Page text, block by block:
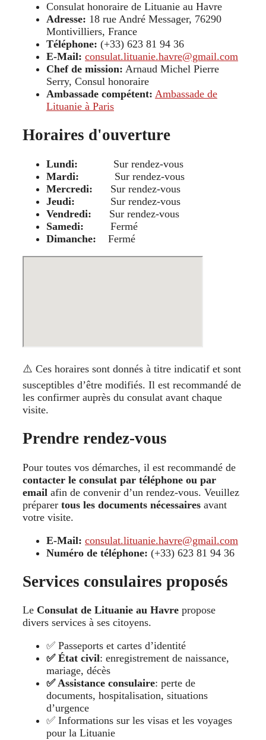
Consulat honoraire de Lituanie au Havre
Adresse: 18 rue André Messager, 76290
Montivilliers, France
Téléphone: (+33) 623 81 94 36
E-Mail: consulat.lituanie.havre@gmail.com
Chef de mission: Arnaud Michel Pierre
Serry, Consul honoraire
Ambassade compétent: Ambassade de
Lituanie à Paris
Horaires d'ouverture
Lundi: Sur rendez-vous
Mardi: Sur rendez-vous
Mercredi: Sur rendez-vous
Jeudi: Sur rendez-vous
Vendredi: Sur rendez-vous
Samedi: Fermé
Dimanche: Fermé
⚠️ Ces horaires sont donnés à titre indicatif et sont
susceptibles d’être modifiés. Il est recommandé de
les confirmer auprès du consulat avant chaque
visite.
Prendre rendez-vous
Pour toutes vos démarches, il est recommandé de
contacter le consulat par téléphone ou par
email afin de convenir d’un rendez-vous. Veuillez
préparer tous les documents nécessaires avant
votre visite.
E-Mail: consulat.lituanie.havre@gmail.com
Numéro de téléphone: (+33) 623 81 94 36
Services consulaires proposés
Le Consulat de Lituanie au Havre propose
divers services à ses citoyens.
✅ Passeports et cartes d’identité
✅ État civil: enregistrement de naissance,
mariage, décès
✅ Assistance consulaire: perte de
documents, hospitalisation, situations
d’urgence
✅ Informations sur les visas et les voyages
pour la Lituanie